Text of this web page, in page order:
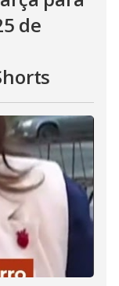
de